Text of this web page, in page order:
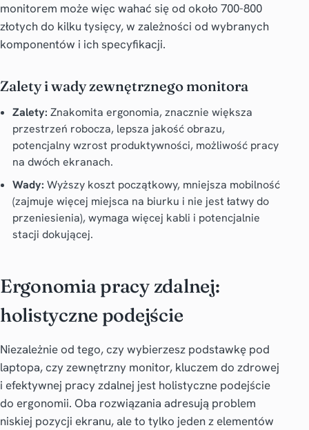
monitorem może więc wahać się od około 700-800
złotych do kilku tysięcy, w zależności od wybranych
komponentów i ich specyfikacji.
Zalety i wady zewnętrznego monitora
Zalety: Znakomita ergonomia, znacznie większa
przestrzeń robocza, lepsza jakość obrazu,
potencjalny wzrost produktywności, możliwość pracy
na dwóch ekranach.
Wady: Wyższy koszt początkowy, mniejsza mobilność
(zajmuje więcej miejsca na biurku i nie jest łatwy do
przeniesienia), wymaga więcej kabli i potencjalnie
stacji dokującej.
Ergonomia pracy zdalnej:
holistyczne podejście
Niezależnie od tego, czy wybierzesz podstawkę pod
laptopa, czy zewnętrzny monitor, kluczem do zdrowej
i efektywnej pracy zdalnej jest holistyczne podejście
do ergonomii. Oba rozwiązania adresują problem
niskiej pozycji ekranu, ale to tylko jeden z elementów